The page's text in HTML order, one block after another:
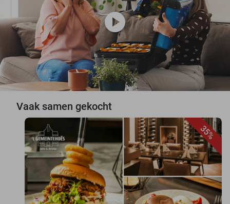
play_circle
Vaak samen gekocht
35%